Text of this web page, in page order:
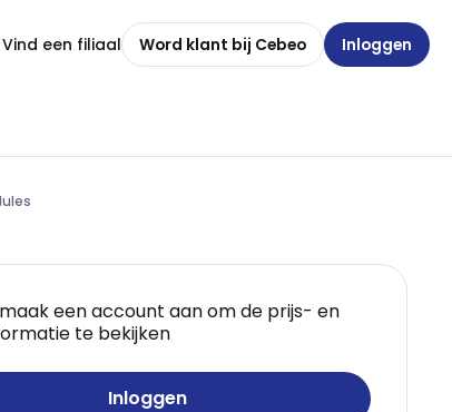
Vind een filiaal Word klant bij Cebeo Inloggen
een account aan om de prijs- en
te bekijken
Inloggen